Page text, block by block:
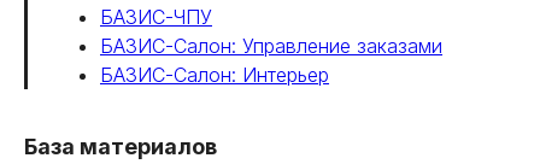
БАЗИС-ЧПУ
БАЗИС-Салон: Управление заказами
БАЗИС-Салон: Интерьер
База материалов